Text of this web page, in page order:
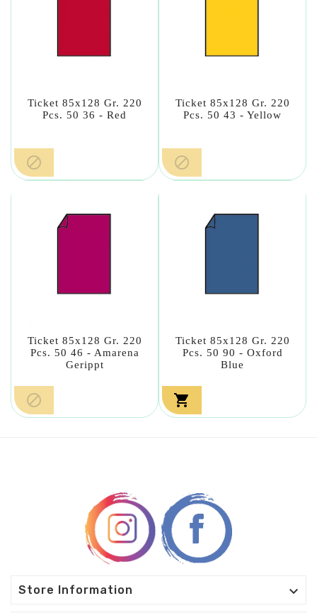
Ticket 85x128 Gr. 220
Pcs. 50 36 - Red

Ticket 85x128 Gr. 220
Pcs. 50 43 - Yellow

Ticket 85x128 Gr. 220
Pcs. 50 46 - Amarena
Gerippt

Ticket 85x128 Gr. 220
Pcs. 50 90 - Oxford
Blue

Store Information 